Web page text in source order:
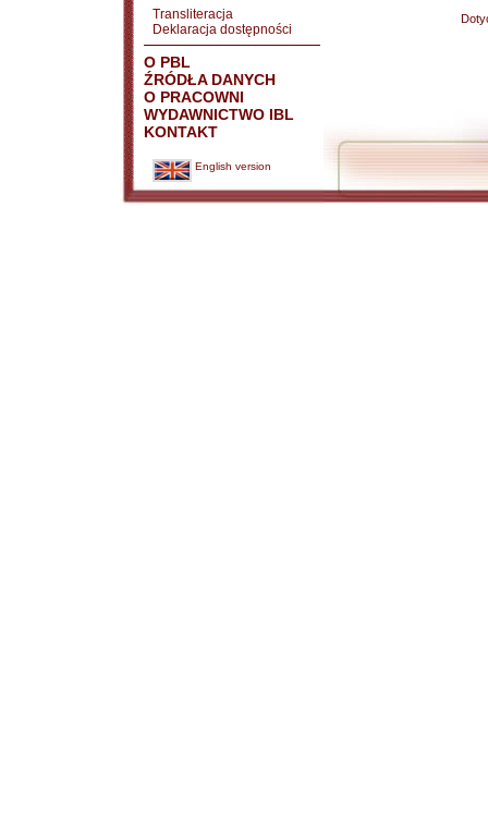
Transliteracja
Deklaracja dostępności
O PBL
ŹRÓDŁA DANYCH
O PRACOWNI
WYDAWNICTWO IBL
KONTAKT
English version